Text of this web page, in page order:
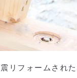
リフォームされ